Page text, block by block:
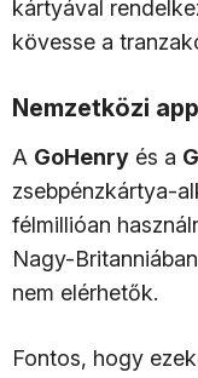
kártyával
kövesse a
Nemzetközi
A GoHenry és a
zsebpénzkártya-
félmillióan
Nagy-
nem elérhetők.
Fontos, hogy